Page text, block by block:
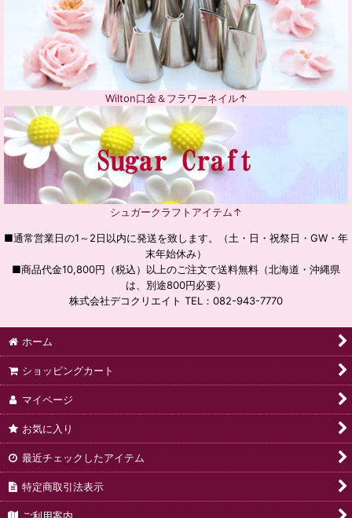
Wilton口金＆フラワーネイル↑
シュガークラフトアイテム↑
■通常営業日の1～2日以内に発送を致します。（土・日・祝祭日・GW・年
末年始休み）
■商品代金10,800円（税込）以上のご注文で送料無料（北海道・沖縄県
は、別途800円必要）
株式会社デコクリエイト TEL：082-943-7770
ホーム
ショッピングカート
マイページ
お気に入り
最近チェックしたアイテム
特定商取引法表示